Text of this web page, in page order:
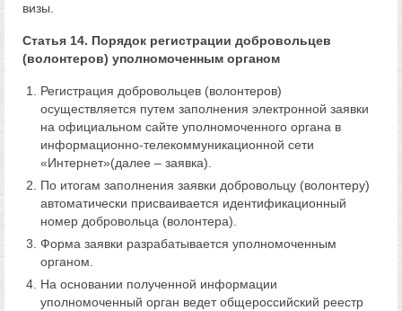
визы.
Статья 14. Порядок регистрации добровольцев
(волонтеров) уполномоченным органом
Регистрация добровольцев (волонтеров)
осуществляется путем заполнения электронной заявки
на официальном сайте уполномоченного органа в
информационно-телекоммуникационной сети
«Интернет»(далее – заявка).
По итогам заполнения заявки добровольцу (волонтеру)
автоматически присваивается идентификационный
номер добровольца (волонтера).
Форма заявки разрабатывается уполномоченным
органом.
На основании полученной информации
уполномоченный орган ведет общероссийский реестр